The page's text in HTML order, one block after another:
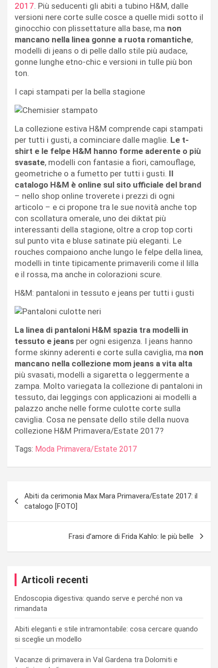
2017. Più seducenti gli abiti a tubino H&M, dalle
versioni nere corte sulle cosce a quelle midi sotto il
ginocchio con plissettature alla base, ma non
mancano nella linea gonne a ruota romantiche,
modelli di jeans o di pelle dallo stile più audace,
gonne lunghe etno-chic e versioni in tulle più bon
ton.
I capi stampati per la bella stagione
La collezione estiva H&M comprende capi stampati
per tutti i gusti, a cominciare dalle maglie. Le t-
shirt e le felpe H&M hanno forme aderente o più
svasate, modelli con fantasie a fiori, camouflage,
geometriche o a fumetto per tutti i gusti. Il
catalogo H&M è online sul sito ufficiale del brand
– nello shop online troverete i prezzi di ogni
articolo – e ci propone tra le sue novità anche top
con scollatura omerale, uno dei diktat più
interessanti della stagione, oltre a crop top corti
sul punto vita e bluse satinate più eleganti. Le
rouches compaiono anche lungo le felpe della linea,
modelli in tinte tipicamente primaverili come il lilla
e il rossa, ma anche in colorazioni scure.
H&M: pantaloni in tessuto e jeans per tutti i gusti
La linea di pantaloni H&M spazia tra modelli in
tessuto e jeans per ogni esigenza. I jeans hanno
forme skinny aderenti e corte sulla caviglia, ma non
mancano nella collezione mom jeans a vita alta
più svasati, modelli a sigaretta o leggermente a
zampa. Molto variegata la collezione di pantaloni in
tessuto, dai leggings con applicazioni ai modelli a
palazzo anche nelle forme culotte corte sulla
caviglia. Cosa ne pensate dello stile della nuova
collezione H&M Primavera/Estate 2017?
Tags: Moda Primavera/Estate 2017
articoli
Abiti da cerimonia Max Mara Primavera/Estate 2017: il
catalogo [FOTO]
Frasi d’amore di Frida Kahlo: le più belle
Articoli recenti
Endoscopia digestiva: quando serve e perché non va
rimandata
Abiti eleganti e stile intramontabile: cosa cercare quando
si sceglie un modello
Vacanze di primavera in Val Gardena tra Dolomiti e